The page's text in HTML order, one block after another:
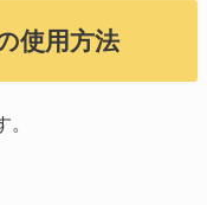
使用方法